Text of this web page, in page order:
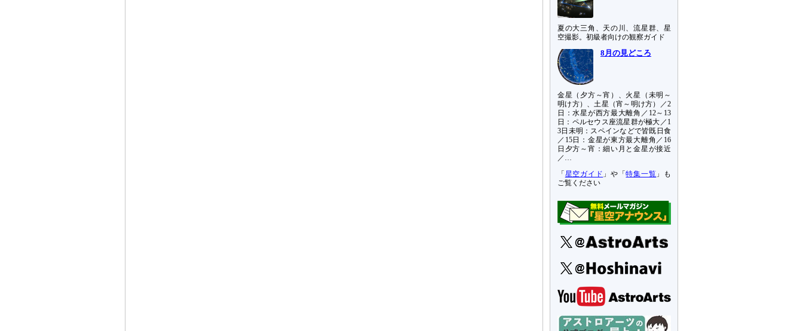
夏の大三角、天の川、流星群、星
空撮影。初級者向けの観察ガイド
8月の見どころ
金星（夕方～宵）、火星（未明～
明け方）、土星（宵～明け方）／2
日：水星が西方最大離角／12～13
日：ペルセウス座流星群が極大／1
3日未明：スペインなどで皆既日食
／15日：金星が東方最大離角／16
日夕方～宵：細い月と金星が接近
／…
「 星空ガイド 」や「特集一覧 」も
ご覧ください